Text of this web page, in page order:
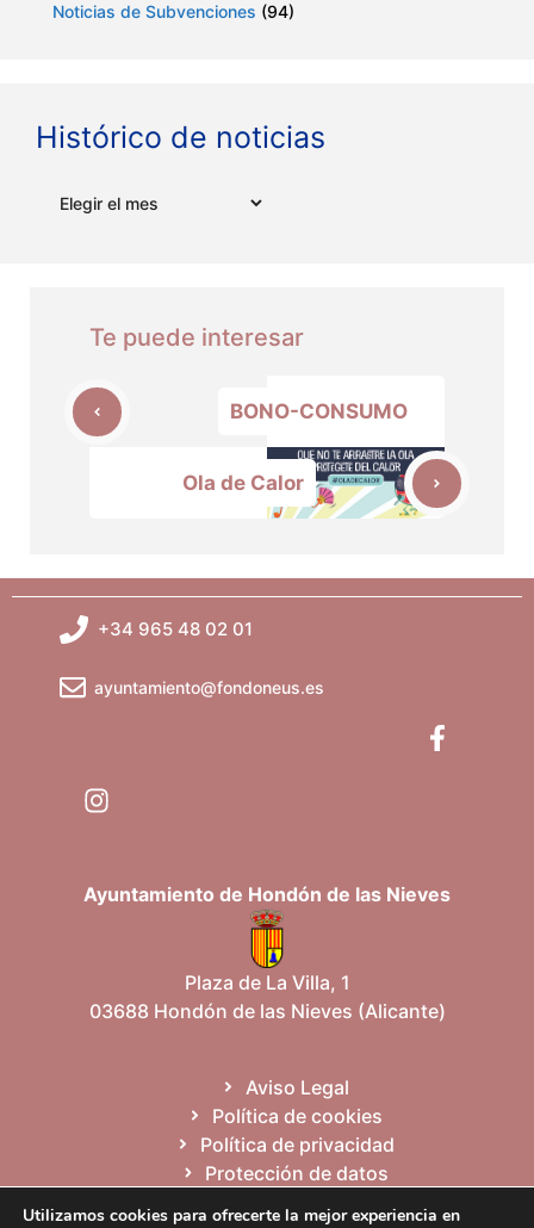
Noticias de Subvenciones (94)
Histórico de noticias
Te puede interesar
BONO-CONSUMO
Ola de Calor
+34 965 48 02 01
ayuntamiento@fondoneus.es
Ayuntamiento de Hondón de las Nieves
Plaza de La Villa, 1
03688 Hondón de las Nieves (Alicante)
Aviso Legal
Política de cookies
Política de privacidad
Protección de datos
Utilizamos cookies para ofrecerte la mejor experiencia en